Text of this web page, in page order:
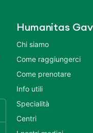
Humanitas
Chi siamo
Come raggiungerci
Come prenotare
Info utili
Specialità
Centri